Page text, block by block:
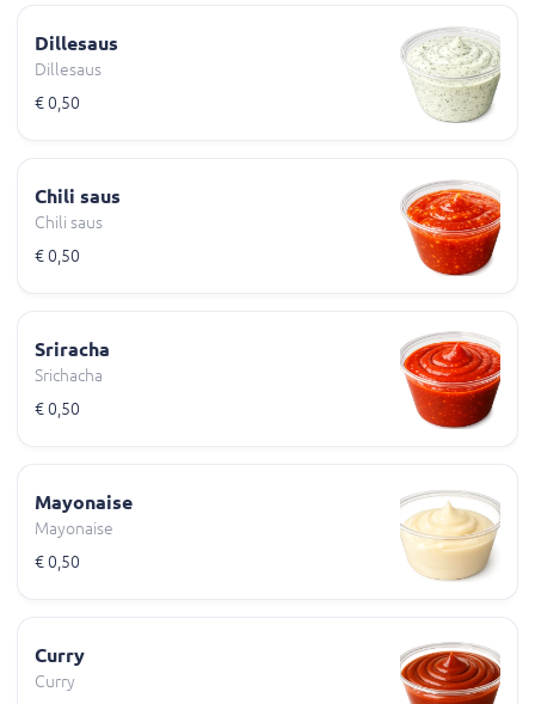
Dillesaus
Dillesaus
€ 0,50
Chili saus
Chili saus
€ 0,50
Sriracha
Srichacha
€ 0,50
Mayonaise
Mayonaise
€ 0,50
Curry
Curry